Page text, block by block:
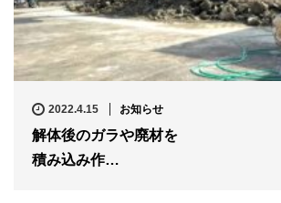
2022.4.15 お知らせ
解体後のガラや廃材を
積み込み作…